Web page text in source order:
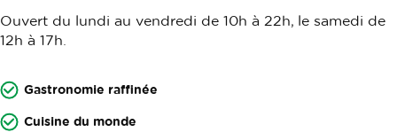
Ouvert du lundi au vendredi de 10h à 22h, le samedi de
12h à 17h.
Gastronomie raffinée
Cuisine du monde